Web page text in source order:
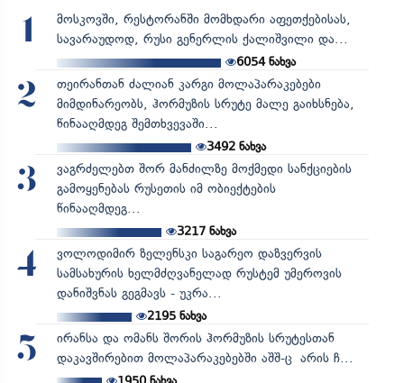
1
მოსკოვში, რესტორანში მომხდარი აფეთქებისას,
სავარაუდოდ, რუსი გენერლის ქალიშვილი და...
6054ნახვა
2
თეირანთან ძალიან კარგი მოლაპარაკებები
მიმდინარეობს, ჰორმუზის სრუტე მალე გაიხსნება,
წინააღმდეგ შემთხვევაში...
3492ნახვა
3
ვაგრძელებთ შორ მანძილზე მოქმედი სანქციების
გამოყენებას რუსეთის იმ ობიექტების
წინააღმდეგ...
3217ნახვა
4
ვოლოდიმირ ზელენსკი საგარეო დაზვერვის
სამსახურის ხელმძღვანელად რუსტემ უმეროვის
დანიშვნას გეგმავს - უკრა...
2195ნახვა
5
ირანსა და ომანს შორის ჰორმუზის სრუტესთან
დაკავშირებით მოლაპარაკებებში აშშ-ც არის ჩ...